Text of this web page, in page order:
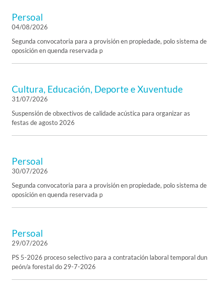
Persoal
04/08/2026
Segunda convocatoria para a provisión en propiedade, polo sistema de
oposición en quenda reservada p
Cultura, Educación, Deporte e Xuventude
31/07/2026
Suspensión de obxectivos de calidade acústica para organizar as
festas de agosto 2026
Persoal
30/07/2026
Segunda convocatoria para a provisión en propiedade, polo sistema de
oposición en quenda reservada p
Persoal
29/07/2026
PS 5-2026 proceso selectivo para a contratación laboral temporal dun
peón/a forestal do 29-7-2026